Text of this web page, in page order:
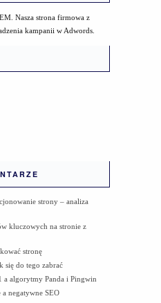
Nasza strona firmowa z
kampanii w Adwords.
strony – analiza
kluczowych na stronie z
stronę
się do tego zabrać
a algorytmy Panda i Pingwin
negatywne SEO